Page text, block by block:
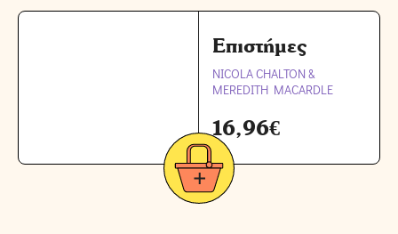
Επιστήμες
NICOLA CHALTON &
MEREDITH MACARDLE
16,96€